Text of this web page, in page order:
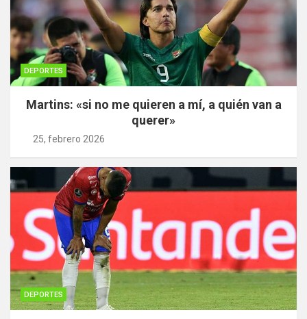
DEPORTES
Martins: «si no me quieren a mí, a quién van a
querer»
25, febrero 2026
DEPORTES